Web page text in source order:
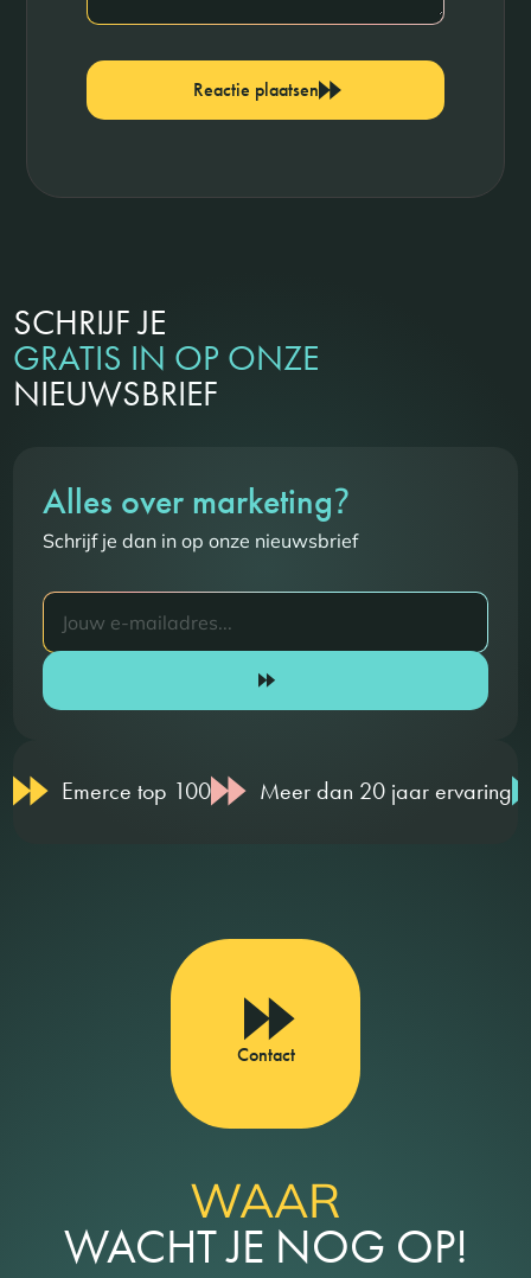
Reactie plaatsen
SCHRIJF JE
GRATIS IN OP ONZE
NIEUWSBRIEF
Alles over marketing?
Schrijf je dan in op onze nieuwsbrief
Emerce top 100 Meer dan 20 jaar ervaring
Contact
WAAR
WACHT JE NOG OP!